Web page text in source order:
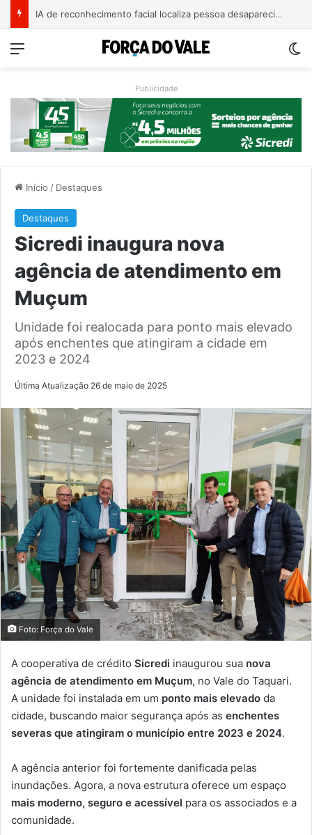
IA de reconhecimento facial localiza pessoa desaparecida há 15 anos; sistema atinge precisão de até 99%
Menu
Publicidade
Início / Destaques
Destaques
Sicredi inaugura nova
agência de atendimento em
Muçum
Unidade foi realocada para ponto mais elevado
após enchentes que atingiram a cidade em
2023 e 2024
Última Atualização 26 de maio de 2025
Foto: Força do Vale
A cooperativa de crédito Sicredi inaugurou sua nova
agência de atendimento em Muçum, no Vale do Taquari.
A unidade foi instalada em um ponto mais elevado da
cidade, buscando maior segurança após as enchentes
severas que atingiram o município entre 2023 e 2024.
A agência anterior foi fortemente danificada pelas
inundações. Agora, a nova estrutura oferece um espaço
mais moderno, seguro e acessível para os associados e a
comunidade.